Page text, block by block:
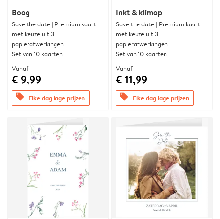
Boog
Save the date | Premium kaart
met keuze uit 3
papierafwerkingen
Set van 10 kaarten
Vanaf
€ 9,99
offers Elke dag lage prijzen
Inkt & klimop
Save the date | Premium kaart
met keuze uit 3
papierafwerkingen
Set van 10 kaarten
Vanaf
€ 11,99
offers Elke dag lage prijzen